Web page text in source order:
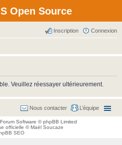
Open Source
Connexion
Inscription
Veuillez réessayer ultérieurement.
L’équipe
Nous contacter
Software © phpBB Limited
officielle ©Maël Soucaze
SEO